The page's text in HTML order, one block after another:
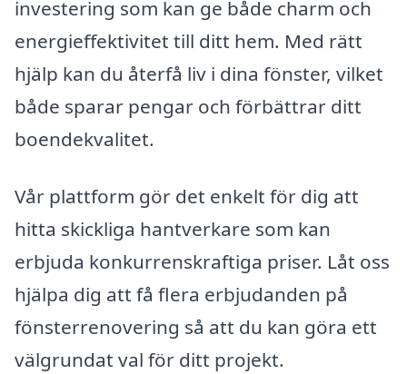
investering som kan ge både charm och
energi­effektivitet till ditt hem. Med rätt
hjälp kan du återfå liv i dina fönster, vilket
både sparar pengar och förbättrar ditt
boendekvalitet.
Vår plattform gör det enkelt för dig att
hitta skickliga hantverkare som kan
erbjuda konkurrenskraftiga priser. Låt oss
hjälpa dig att få flera erbjudanden på
fönsterrenovering så att du kan göra ett
välgrundat val för ditt projekt.